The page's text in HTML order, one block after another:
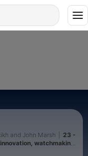
and John Marsh
23 -
watchmaking,